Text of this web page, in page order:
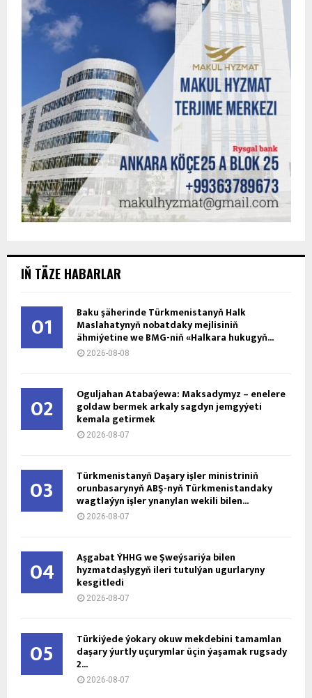
IŇ TÄZE HABARLAR
01 Baku şäherinde Türkmenistanyň Halk
Maslahatynyň nobatdaky mejlisiniň
ähmiýetine we BMG-niň «Halkara hukugyň...
2026-08-08
02 Oguljahan Atabaýewa: Maksadymyz – enelere
goldaw bermek arkaly sagdyn jemgyýeti
kemala getirmek
2026-08-07
03 Türkmenistanyň Daşary işler ministriniň
orunbasarynyň ABŞ-nyň Türkmenistandaky
wagtlaýyn işler ynanylan wekili bilen...
2026-08-07
04 Aşgabat ÝHHG we Şweýsariýa bilen
hyzmatdaşlygyň ileri tutulýan ugurlaryny
kesgitledi
2026-08-07
05 Türkiýede ýokary okuw mekdebini tamamlan
daşary ýurtly uçurymlar üçin ýaşamak rugsady
2...
2026-08-07